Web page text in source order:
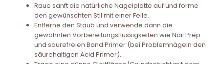
Raue sanft die natürliche Nagelplatte auf und forme
den gewünschten Stil mit einer Feile.
Entferne den Staub und verwende dann die
gewohnten Vorbereitungsflüssigkeiten wie Nail Prep
und säurefreien Bond Primer (bei Problemnägeln den
säurehaltigen Acid Primer).